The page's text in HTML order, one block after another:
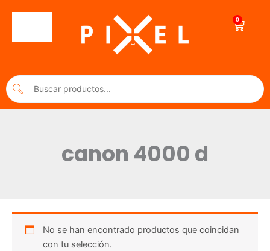
0
Cart
canon 4000 d
No se han encontrado productos que coincidan
con tu selección.